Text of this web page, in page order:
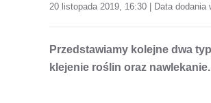
20 listopada 2019, 16:30 | Data dodania
Przedstawiamy kolejne dwa
klejenie roślin oraz nawlekanie.